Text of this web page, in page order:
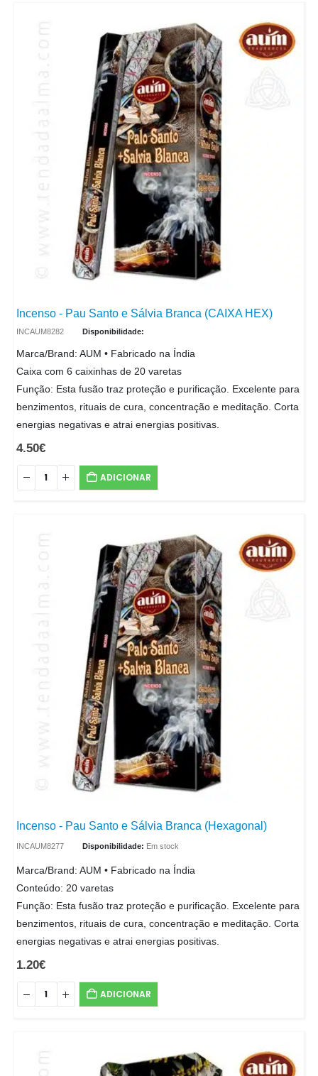
Incenso - Pau Santo e Sálvia Branca (CAIXA HEX)
INCAUM8282 Disponibilidade:
Marca/Brand: AUM • Fabricado na Índia
Caixa com 6 caixinhas de 20 varetas
Função: Esta fusão traz proteção e purificação. Excelente para
benzimentos, rituais de cura, concentração e meditação. Corta
energias negativas e atrai energias positivas.
4.50€
ADICIONAR
Incenso - Pau Santo e Sálvia Branca (Hexagonal)
INCAUM8277 Disponibilidade: Em stock
Marca/Brand: AUM • Fabricado na Índia
Conteúdo: 20 varetas
Função: Esta fusão traz proteção e purificação. Excelente para
benzimentos, rituais de cura, concentração e meditação. Corta
energias negativas e atrai energias positivas.
1.20€
ADICIONAR